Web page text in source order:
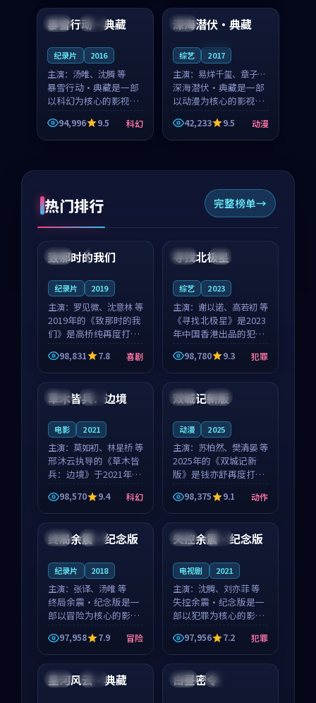
看。
英国 高分
暴雪行动·典藏
纪录片 2016
主演： 汤唯、沈腾 等
暴雪行动·典藏是一部
以科幻为核心的影视作
品，围绕危机、反转与
人物成长展开，整体节
奏紧凑，值得推荐观
94,996 9.5 科幻
日本
深海潜伏·典藏
综艺 2017
主演： 易烊千玺、章子怡
等
深海潜伏·典藏是一部
以动漫为核心的影视作
品，围绕危机、反转与
人物成长展开，整体节
奏紧凑，值得推荐观
42,233 9.5 动漫
热门排行 完整榜单
中国 4K
99:22
致那时的我们
纪录片 2019
主演： 罗见微、沈意林 等
2019年的《致那时的我
们》是高桥纯再度打磨
的喜剧佳作。中国大陆
的取景与都市寓言的氛
围相互成就，罗见微与
沈意林的对手戏自然克
制，让整部影片在悬
98,831 7.8 喜剧
中国 4K
99:18
寻找北极星
综艺 2023
主演： 谢以诺、高若初 等
《寻找北极星》是2023
年中国香港出品的犯罪
新作，主创团队希望用
公路冒险的故事让观众
停下来想一想。谢以诺
领衔，高若初担任重要
角色，戚南柯的叙事
98,780 9.3 犯罪
泰国 独播
草木皆兵：边境
电影 2021
主演： 莫如初、林星桥 等
邢沐云执导的《草木皆
兵：边境》于2021年面
世，泰国的城市气质与
校园青春的人物心境共
同构筑了影片基调。莫
如初、林星桥用细腻的
表演撑起整部科幻电
98,570 9.4 科幻
中国 独播
双城记新版
动漫 2025
主演： 苏柏然、樊清晏 等
2025年的《双城记新
版》是钱亦舒再度打磨
的动作佳作。中国大陆
的取景与沙漠探险的氛
围相互成就，苏柏然与
樊清晏的对手戏自然克
制，让整部影片在悬念
98,375 9.1 动作
韩国 完结
终局余震·纪念版
纪录片 2018
主演： 张译、汤唯 等
终局余震·纪念版是一
部以冒险为核心的影视
作品，围绕危机、反转
与人物成长展开，整体
节奏紧凑，值得推荐观
看。
97,958 7.9 冒险
中国 院线
失控余震·纪念版
电视剧 2021
主演： 沈腾、刘亦菲 等
失控余震·纪念版是一
部以犯罪为核心的影视
作品，围绕危机、反转
与人物成长展开，整体
节奏紧凑，值得推荐观
看。
97,956 7.2 犯罪
中国 院线
星河风云·典藏 中国 热播
白昼密令